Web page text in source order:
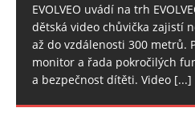
EVOLVEO uvádí na trh
dětská video chůvička zajistí
až do vzdálenosti 300 metrů.
monitor a řada pokročilých
a bezpečnost dítěti. Video [...]